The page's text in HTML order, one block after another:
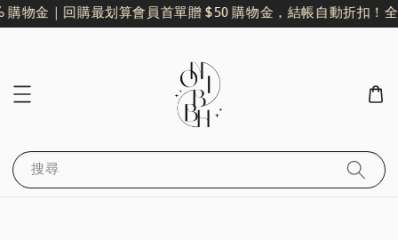
物金｜回購最划算會員首單贈 $50 購物金，結帳自動折扣！
搜尋